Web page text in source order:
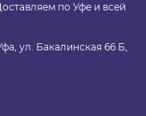
по Уфе и всей
ул. Бакалинская 66 Б,